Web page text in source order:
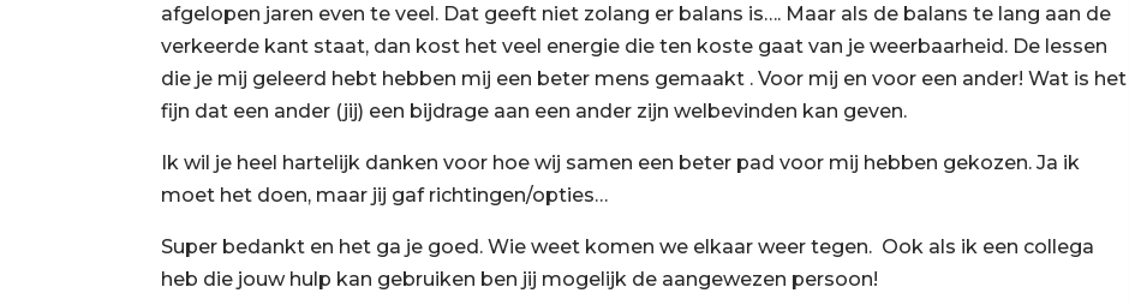
afgelopen jaren even te veel. Dat geeft niet zolang er balans is…. Maar als de balans te lang aan de
verkeerde kant staat, dan kost het veel energie die ten koste gaat van je weerbaarheid. De lessen
die je mij geleerd hebt hebben mij een beter mens gemaakt . Voor mij en voor een ander! Wat is het
fijn dat een ander (jij) een bijdrage aan een ander zijn welbevinden kan geven.
Ik wil je heel hartelijk danken voor hoe wij samen een beter pad voor mij hebben gekozen. Ja ik
moet het doen, maar jij gaf richtingen/opties…
Super bedankt en het ga je goed. Wie weet komen we elkaar weer tegen. Ook als ik een collega
heb die jouw hulp kan gebruiken ben jij mogelijk de aangewezen persoon!